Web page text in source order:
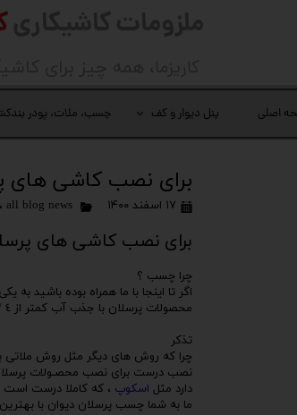
اصلی پنل دیوار و کف چسب، ملات، پودر
برای نصب کاشی های
۱۷ اسفند ۱۴۰۰ ، all blog news
برای نصب کاشی های
چرا چسب ؟
اگر تا اینجا با ما همراه بوده باشید
محصولات پرسلان با جذب آب کمتر از ٤ / ٥ % حتما و حتما میبایست به روش چسـبی مورد استفاده قرار بگیرند و اجرا شوند .
تذكر
چرا که روش های دیگر مثل روش ملاتی
نصب درست برای نصب محصـولات
دارد مثل اسکوپ ، که کاملا درست است
ما به شما چسب پرسلان دیوان با